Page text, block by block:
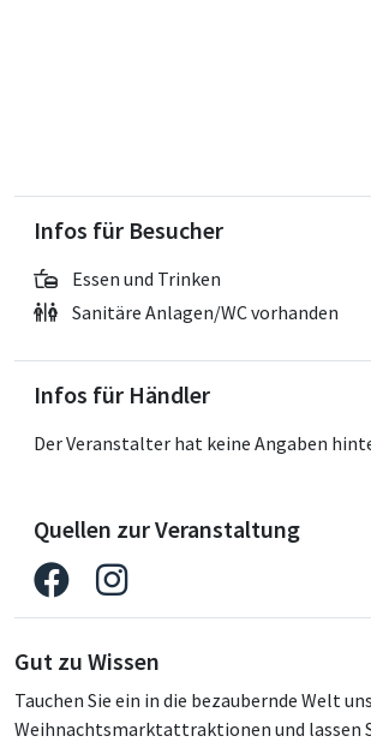
Infos für Besucher
Essen und Trinken
Sanitäre Anlagen/WC vorhanden
Infos für Händler
Der Veranstalter hat keine Angaben
Quellen zur Veranstaltung
Gut zu Wissen
Tauchen Sie ein in die bezaubernde Welt
Weihnachtsmarktattraktionen und lassen